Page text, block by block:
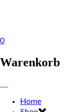
0
Warenkorb
Home